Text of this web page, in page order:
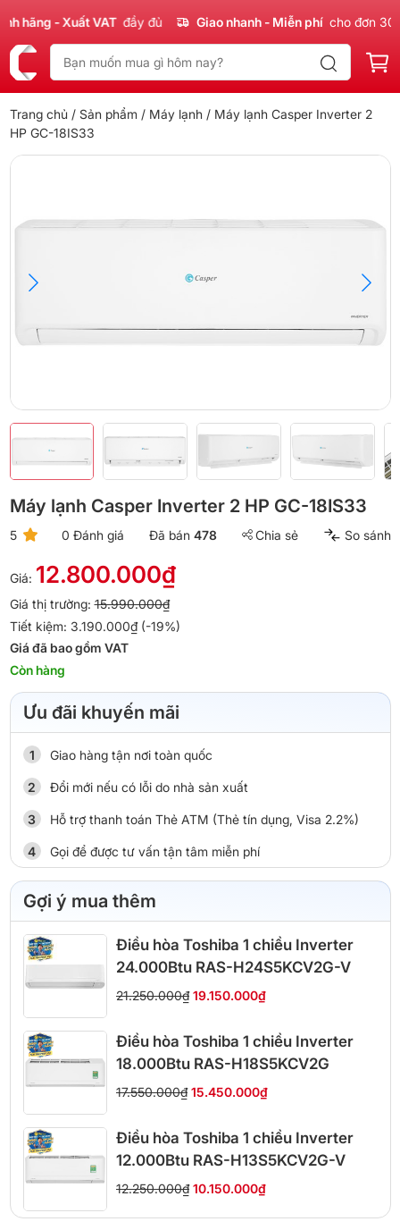
- Xuất VAT đầy đủ Giao nhanh - Miễn phí cho đơn 300k
Trang chủ / Sản phẩm / Máy lạnh / Máy lạnh Casper Inverter 2
HP GC-18IS33
Máy lạnh Casper Inverter 2 HP GC-18IS33
5 0 Đánh giá Đã bán 478 Chia sẻ So sánh
Giá: 12.800.000₫
Giá thị trường:15.990.000₫
Tiết kiệm: 3.190.000₫ (-19%)
Giá đã bao gồm VAT
Còn hàng
Ưu đãi khuyến mãi
Giao hàng tận nơi toàn quốc
Đổi mới nếu có lỗi do nhà sản xuất
Hỗ trợ thanh toán Thẻ ATM (Thẻ tín dụng, Visa 2.2%)
Gọi để được tư vấn tận tâm miễn phí
Gợi ý mua thêm
Điều hòa Toshiba 1 chiều Inverter
24.000Btu RAS-H24S5KCV2G-V
21.250.000₫ 19.150.000₫
Điều hòa Toshiba 1 chiều Inverter
18.000Btu RAS-H18S5KCV2G
17.550.000₫ 15.450.000₫
Điều hòa Toshiba 1 chiều Inverter
12.000Btu RAS-H13S5KCV2G-V
12.250.000₫ 10.150.000₫